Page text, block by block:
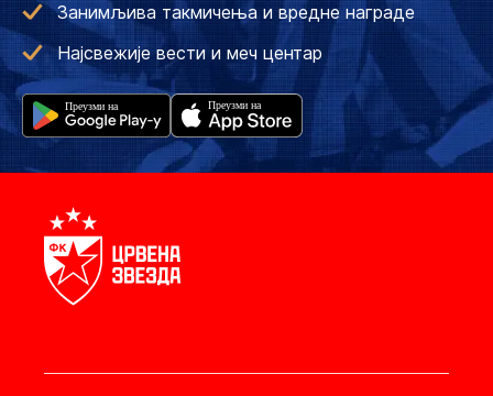
Занимљива такмичења и вредне награде
Најсвежије вести и меч центар